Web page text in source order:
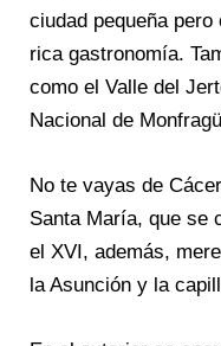
ciudad pequeña
rica gastronomía.
como el Valle del
Nacional de
No te vayas de
Santa María, que se
el XVI, además,
la Asunción y la